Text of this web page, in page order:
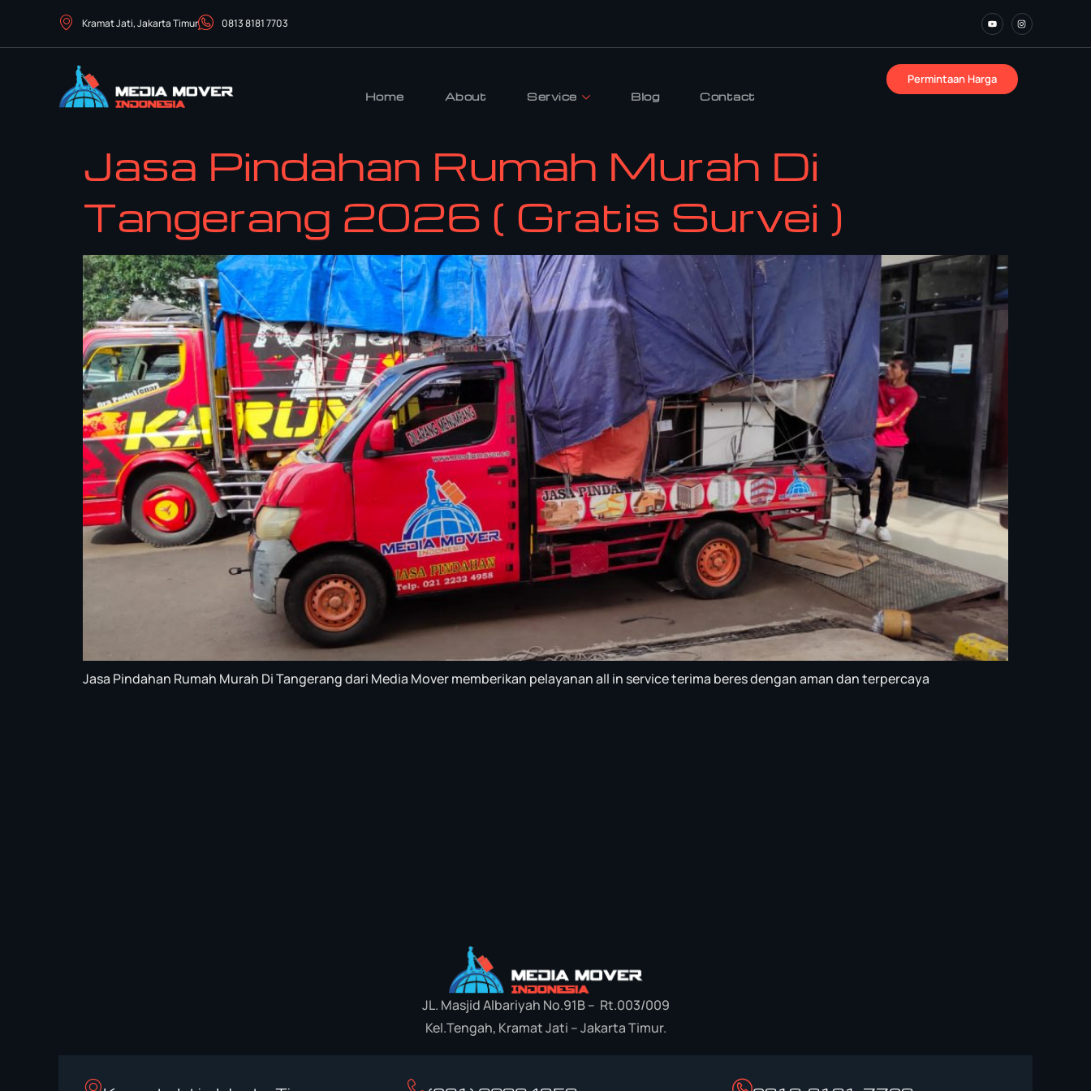
Kramat Jati, Jakarta Timur 0813 8181 7703
Home About Service Blog Contact
Permintaan Harga
Jasa Pindahan Rumah Murah Di
Tangerang 2026 ( Gratis Survei )
Jasa Pindahan Rumah Murah Di Tangerang dari Media Mover memberikan pelayanan all in service terima beres dengan aman dan terpercaya
JL. Masjid Albariyah No.91B – Rt.003/009
Kel.Tengah, Kramat Jati – Jakarta Timur.